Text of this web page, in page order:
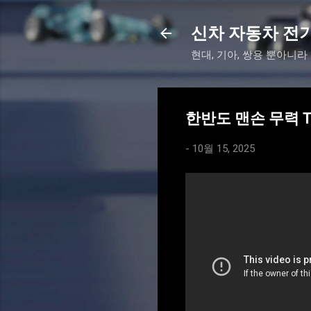
신차 자동차 전
현대, 기아, 쌍용 뿐아니
한반도 맨손 무력
- 10월 15, 2025